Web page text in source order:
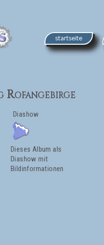
startseite
Rofangebirge
Diashow
Dieses Album als
Diashow mit
Bildinformationen